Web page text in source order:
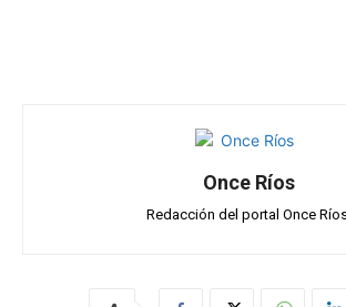
a
m
tir
Once Ríos
Redacción del portal Once